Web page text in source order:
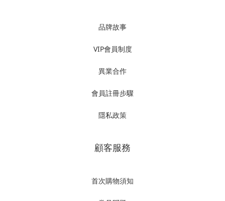
品牌故事
VIP會員制度
異業合作
會員註冊步驟
隱私政策
顧客服務
首次購物須知